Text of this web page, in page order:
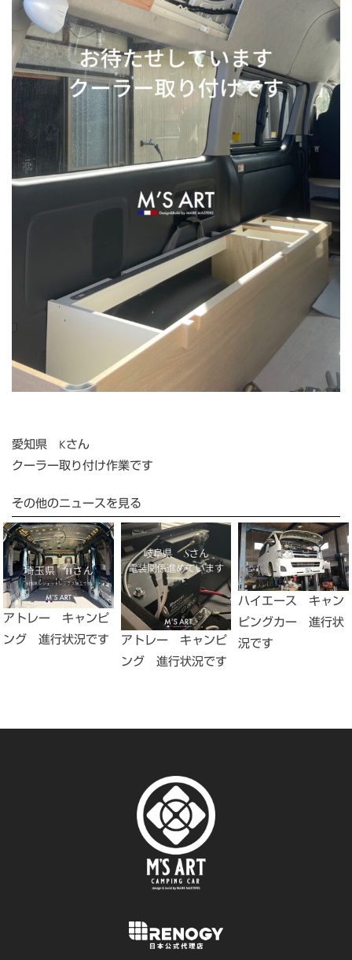
愛知県 Kさん
クーラー取り付け作業です
その他のニュースを見る
アトレー キャンピ
ング 進行状況です
アトレー キャンピ
ング 進行状況です
ハイエース キャン
ピングカー 進行状
況です